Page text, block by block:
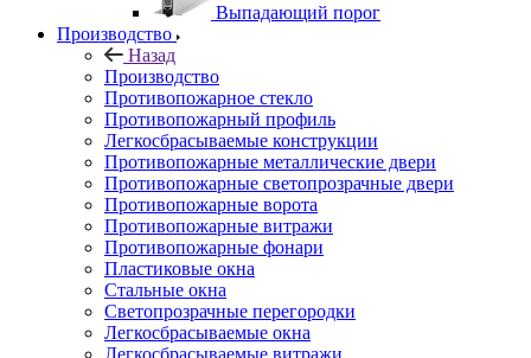
Выпадающий порог
Производство
Назад
Производство
Противопожарное стекло
Противопожарный профиль
Легкосбрасываемые конструкции
Противопожарные металлические двери
Противопожарные светопрозрачные двери
Противопожарные ворота
Противопожарные витражи
Противопожарные фонари
Пластиковые окна
Стальные окна
Светопрозрачные перегородки
Легкосбрасываемые окна
Легкосбрасываемые витражи